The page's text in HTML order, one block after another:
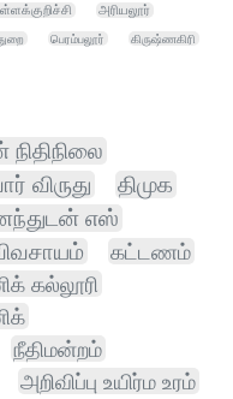
அரியலூர்
பெரம்பலூர்
கிருஷ்ணகிரி
விருது
திமுக
எஸ்
கட்டணம்
கல்லூரி
நீதிமன்றம்
அறிவிப்பு உயிர்ம உரம்